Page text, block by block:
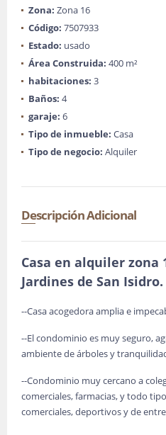
Zona: Zona 16
Código: 7507933
Estado: usado
Área Construida: 400 m²
habitaciones: 3
Baños: 4
garaje: 6
Tipo de inmueble: Casa
Tipo de negocio: Alquiler
Descripción Adicional
Casa en alquiler zona
Jardines de San Isidro.
--Casa acogedora amplia e
--El condominio es muy seguro,
ambiente de árboles y
--Condominio muy cercano a
comerciales, farmacias, y todo
comerciales, deportivos y de